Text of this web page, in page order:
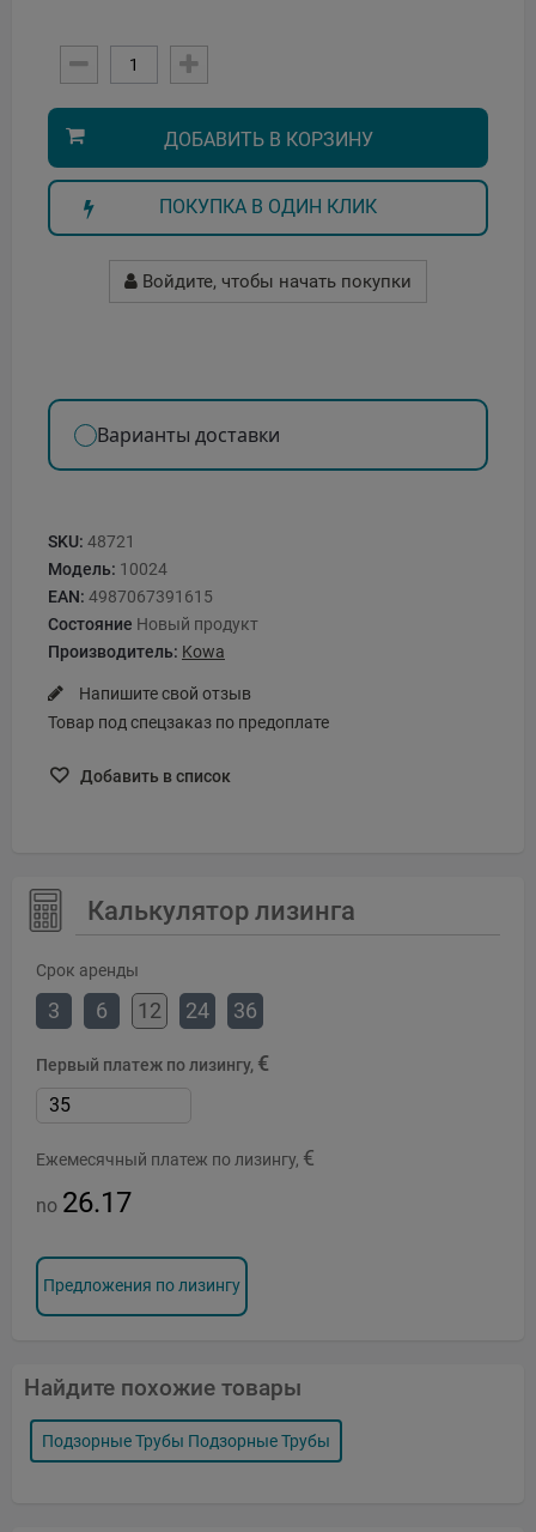
ДОБАВИТЬ В КОРЗИНУ
ПОКУПКА В ОДИН КЛИК
Войдите, чтобы начать покупки
Варианты доставки
SKU: 48721
Модель: 10024
EAN: 4987067391615
Состояние Новый продукт
Производитель: Kowa
Напишите свой отзыв
Товар под спецзаказ по предоплате
Добавить в список
Калькулятор лизинга
Срок аренды
3 6 12 24 36
Первый платеж по лизингу, €
Ежемесячный платеж по лизингу, €
no 26.17
Предложения по лизингу
Найдите похожие товары
Подзорные Трубы Подзорные Трубы